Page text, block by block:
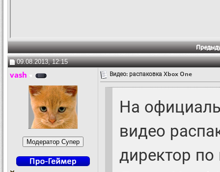
09.08.2013, 12:15
vash Видео: распаковка Xbox One
На
видео
директор